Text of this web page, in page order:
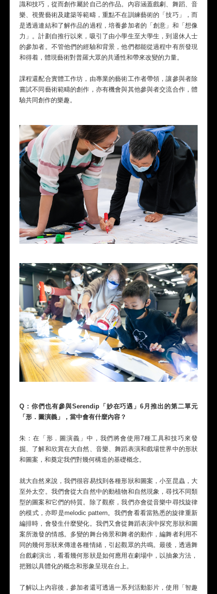
識和技巧，從而創作屬於自己的作品。內容涵蓋戲劇、舞蹈、音
樂、視覺藝術及建築等範疇，重點不在訓練藝術的「技巧」，而
是透過連結和了解作品的過程，培養參加者的「創意」和「想像
力」。計劃自推行以來，吸引了由小學生至大學生，到退休人士
的參加者。不管他們的經驗和背景，他們都能從過程中有所發現
和得着，體現藝術對普羅大眾的共通性和帶來改變的力量。
課程還配合實體工作坊，由專業的藝術工作者帶領，讓參與者除
嘗試不同藝術範疇的創作，亦有機會與其他參與者交流合作，體
驗共同創作的樂趣。
Q：你們也有參與Serendip「妙在巧遇」6月推出的第二單元
「形．圖演義」，當中會有什麼內容？
朱：在「形．圖演義」中，我們將會使用7種工具和技巧來發
掘、了解和欣賞在大自然、音樂、舞蹈表演和戲場世界中的形狀
和圖案，和奠定我們對幾何構造的基礎概念。
就大自然來說，我們很容易找到各種形狀和圖案，小至昆蟲，大
至外太空。我們會從大自然中的動植物和自然現象，尋找不同類
型的圖案和它們的特質。除了觀察，我們亦會從音樂中尋找旋律
的模式，亦即是melodic pattern。我們會看看當熟悉的旋律重新
編排時，會發生什麼變化。我們又會從舞蹈表演中探究形狀和圖
案所激發的情感。多變的舞台佈景和舞者的動作，編舞者利用不
同的幾何形狀來傳達各種情緒，引起觀眾的共鳴。最後，透過舞
台戲劇演出，看看幾何形狀是如何應用在劇場中，以抽象方法，
把難以具體化的概念和形象呈現在台上。
了解以上內容後，參加者還可透過一系列活動影片，使用「智趣